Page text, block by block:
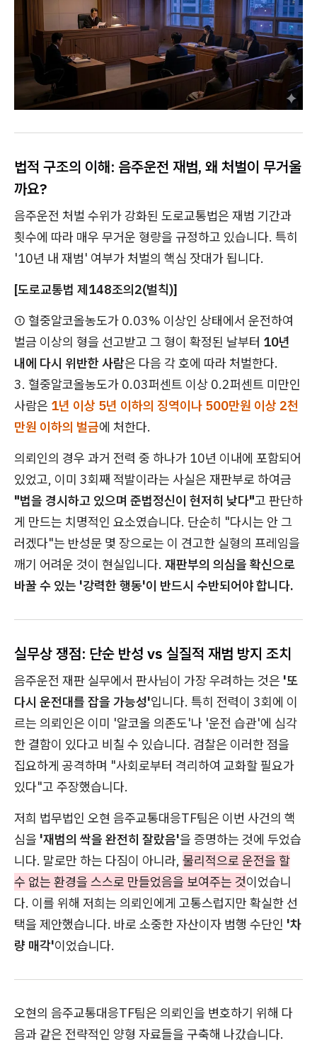
법적 구조의 이해: 음주운전 재범, 왜 처벌이 무거울
까요?
음주운전 처벌 수위가 강화된 도로교통법은 재범 기간과
횟수에 따라 매우 무거운 형량을 규정하고 있습니다. 특히
'10년 내 재범' 여부가 처벌의 핵심 잣대가 됩니다.
[도로교통법 제148조의2(벌칙)]
① 혈중알코올농도가 0.03% 이상인 상태에서 운전하여
벌금 이상의 형을 선고받고 그 형이 확정된 날부터 10년
내에 다시 위반한 사람은 다음 각 호에 따라 처벌한다.
3. 혈중알코올농도가 0.03퍼센트 이상 0.2퍼센트 미만인
사람은 1년 이상 5년 이하의 징역이나 500만원 이상 2천
만원 이하의 벌금에 처한다.
의뢰인의 경우 과거 전력 중 하나가 10년 이내에 포함되어
있었고, 이미 3회째 적발이라는 사실은 재판부로 하여금
"법을 경시하고 있으며 준법정신이 현저히 낮다"고 판단하
게 만드는 치명적인 요소였습니다. 단순히 "다시는 안 그
러겠다"는 반성문 몇 장으로는 이 견고한 실형의 프레임을
깨기 어려운 것이 현실입니다. 재판부의 의심을 확신으로
바꿀 수 있는 '강력한 행동'이 반드시 수반되어야 합니다.
실무상 쟁점: 단순 반성 vs 실질적 재범 방지 조치
음주운전 재판 실무에서 판사님이 가장 우려하는 것은 '또
다시 운전대를 잡을 가능성'입니다. 특히 전력이 3회에 이
르는 의뢰인은 이미 '알코올 의존도'나 '운전 습관'에 심각
한 결함이 있다고 비칠 수 있습니다. 검찰은 이러한 점을
집요하게 공격하며 "사회로부터 격리하여 교화할 필요가
있다"고 주장했습니다.
저희 법무법인 오현 음주교통대응TF팀은 이번 사건의 핵
심을 '재범의 싹을 완전히 잘랐음'을 증명하는 것에 두었습
니다. 말로만 하는 다짐이 아니라, 물리적으로 운전을 할
수 없는 환경을 스스로 만들었음을 보여주는 것이었습니
다. 이를 위해 저희는 의뢰인에게 고통스럽지만 확실한 선
택을 제안했습니다. 바로 소중한 자산이자 범행 수단인 '차
량 매각'이었습니다.
오현의 음주교통대응TF팀은 의뢰인을 변호하기 위해 다
음과 같은 전략적인 양형 자료들을 구축해 나갔습니다.